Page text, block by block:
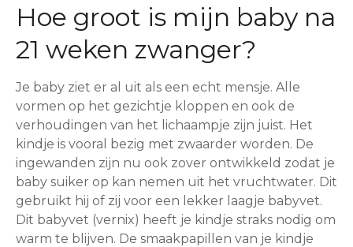
Hoe groot is mijn baby na
21 weken zwanger?
Je baby ziet er al uit als een echt mensje. Alle
vormen op het gezichtje kloppen en ook de
verhoudingen van het lichaampje zijn juist. Het
kindje is vooral bezig met zwaarder worden. De
ingewanden zijn nu ook zover ontwikkeld zodat je
baby suiker op kan nemen uit het vruchtwater. Dit
gebruikt hij of zij voor een lekker laagje babyvet.
Dit babyvet (vernix) heeft je kindje straks nodig om
warm te blijven. De smaakpapillen van je kindje